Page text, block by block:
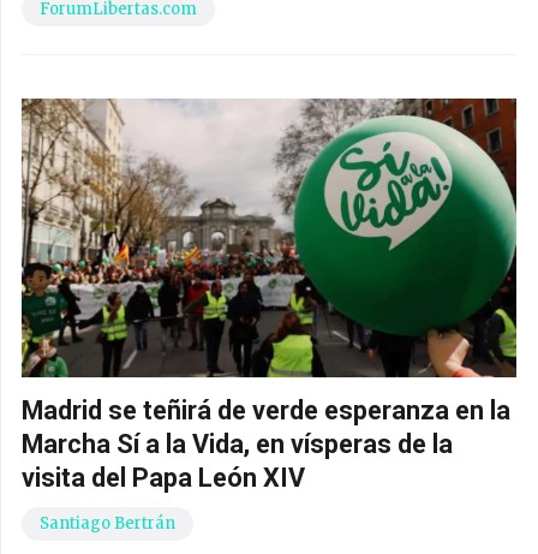
ForumLibertas.com
Madrid se teñirá de verde esperanza en la
Marcha Sí a la Vida, en vísperas de la
visita del Papa León XIV
Santiago Bertrán